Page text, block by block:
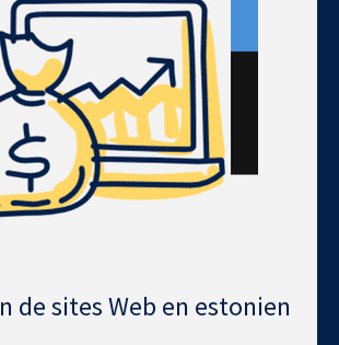
de sites Web en estonien